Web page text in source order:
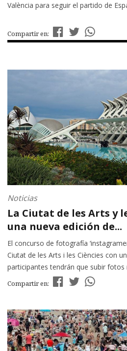
València para seguir el partido de
Compartir en:
Noticias
La Ciutat de les Arts y
una nueva edición de...
El concurso de fotografía
Ciutat de les Arts i les Ciències con
participantes tendrán que subir fotos
Compartir en: